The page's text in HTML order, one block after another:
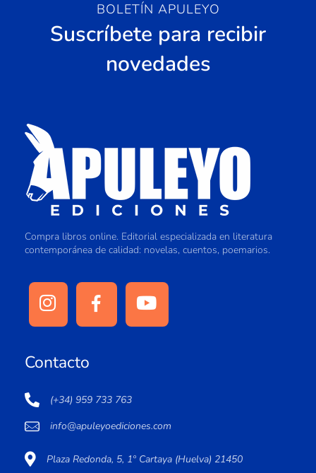
BOLETÍN APULEYO
Suscríbete para recibir
novedades
Compra libros online. Editorial especializada en literatura
contemporánea de calidad: novelas, cuentos, poemarios.
Contacto
(+34) 959 733 763
info@apuleyoediciones.com
Plaza Redonda, 5, 1º Cartaya (Huelva) 21450